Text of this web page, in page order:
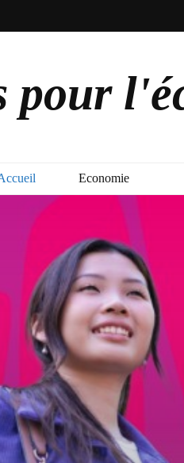
pour
Economie